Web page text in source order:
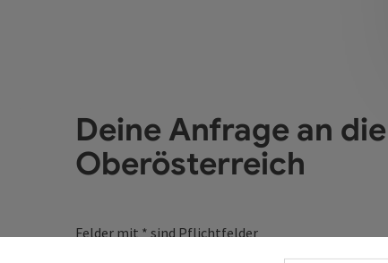
Deine Anfrage an
Oberösterreich
Felder mit*sind Pflichtfelder